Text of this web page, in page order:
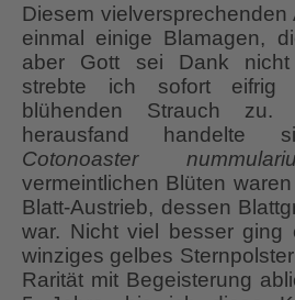
Diesem vielversprechenden
einmal einige Blamagen,
aber Gott sei Dank nicht
strebte ich sofort
blühenden Strauch
herausfand handelte
Cotonoaster
vermeintlichen Blüten
Blatt-Austrieb, dessen
war. Nicht viel besser ging
winziges gelbes
Rarität mit Begeisterung